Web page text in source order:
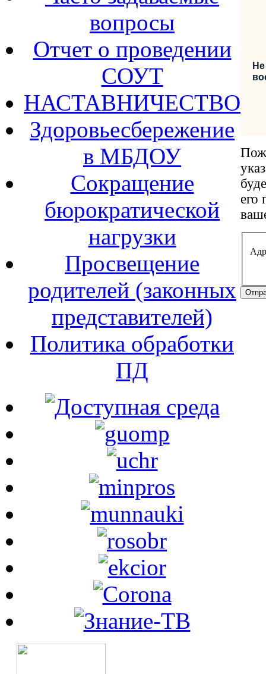
вопросы
Отчет о проведении
СОУТ
НАСТАВНИЧЕСТВО
Здоровьесбережение
в МБДОУ
Сокращение
бюрократической
нагрузки
Просвещение
родителей (законных
представителей)
Политика обработки
ПД
его